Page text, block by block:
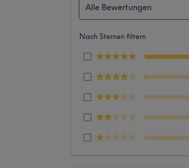
Alle Bewertungen
Nach Sternen filtern